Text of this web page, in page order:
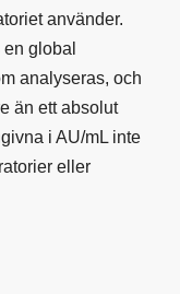
använder.
global
analyseras, och
än ett absolut
i AU/mL inte
eller